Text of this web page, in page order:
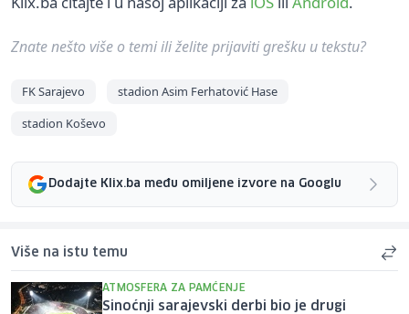
Znate nešto više o temi ili želite prijaviti grešku u tekstu?
FK Sarajevo
stadion Asim Ferhatović Hase
stadion Koševo
Dodajte Klix.ba među omiljene izvore na Googlu
Više na istu temu
ATMOSFERA ZA PAMĆENJE
Sinoćnji sarajevski derbi bio je drugi